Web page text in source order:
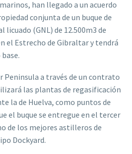
han llegado a un acuerdo
conjunta de un buque de
(GNL) de 12.500m3 de
el Estrecho de Gibraltar y tendrá
Peninsula a través de un contrato
las plantas de regasificación
la de Huelva, como puntos de
el buque se entregue en el tercer
de los mejores astilleros de
Dockyard.